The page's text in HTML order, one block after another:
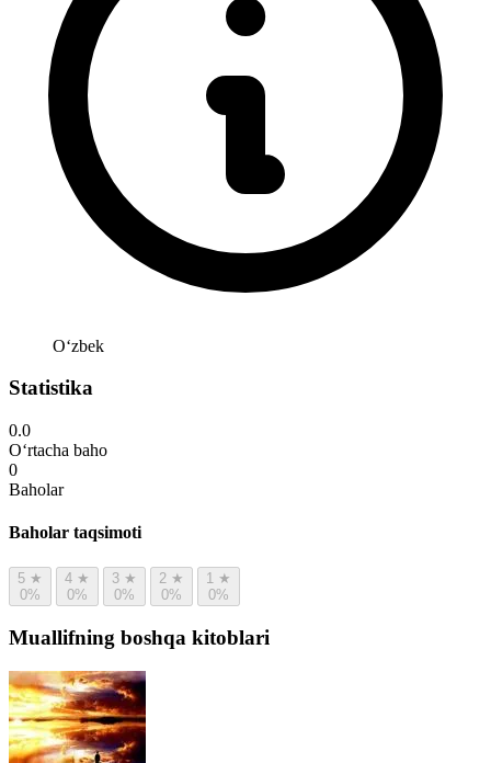
Oʻzbek
Statistika
0.0
O‘rtacha baho
0
Baholar
Baholar taqsimoti
5 ★
0%
4 ★
0%
3 ★
0%
2 ★
0%
1 ★
0%
Muallifning boshqa kitoblari